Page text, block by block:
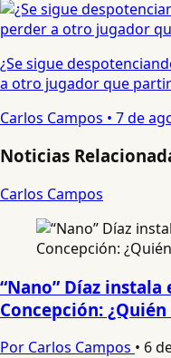
¿Se sigue
a otro jugador que
Carlos Campos • 7 de
Noticias
Carlos Campos
“Nano” Díaz
Concepción:
Por Carlos Campos • 6